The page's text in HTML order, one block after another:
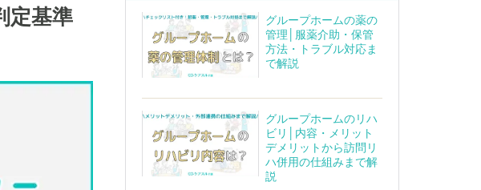
定基準
グループホームの薬の
管理│服薬介助・保管
方法・トラブル対応ま
で解説
グループホームのリハ
ビリ│内容・メリット
デメリットから訪問リ
ハ併用の仕組みまで解
説